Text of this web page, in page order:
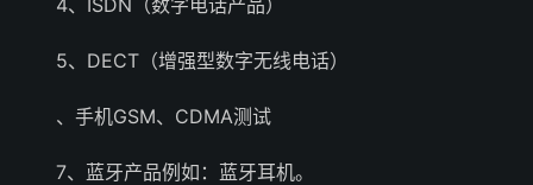
4、ISDN（数字电话产品）
5、DECT（增强型数字无线电话）
、手机GSM、CDMA测试
7、蓝牙产品例如：蓝牙耳机。